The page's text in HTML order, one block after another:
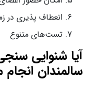
انعطاف پذیری در
تست‌های متنوع
آیا شنوایی
سالمندان